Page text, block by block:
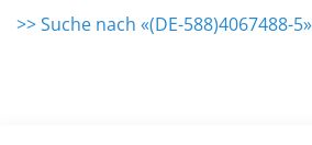
>> Suche nach «(DE-588)4067488-